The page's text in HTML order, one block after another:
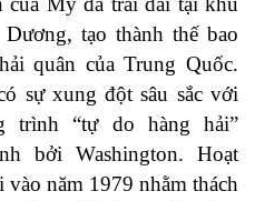
tạo thành thế bao
quân của Trung Quốc.
sự xung đột sâu sắc với
trình “tự do hàng hải”
bởi Washington. Hoạt
năm 1979 nhằm thách